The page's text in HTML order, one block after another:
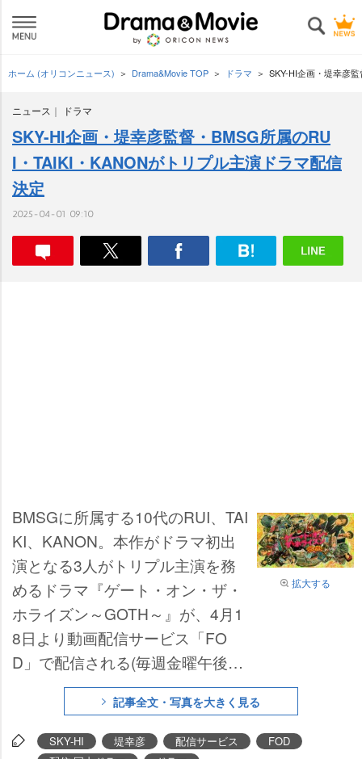
ホーム (オリコンニュース) Drama&Movie TOP ドラマ SKY-HI企画・堤幸彦
ニュース ドラマ
SKY-HI企画・堤幸彦監督・BMSG所属のRU
I・TAIKI・KANONがトリプル主演ドラマ配信
決定
2025-04-01 09:10
拡大する
BMSGに所属する10代のRUI、TAI
KI、KANON。本作がドラマ初出
演となる3人がトリプル主演を務
めるドラマ『ゲート・オン・ザ・
ホライズン～GOTH～』が、4月1
8日より動画配信サービス「FO
D」で配信される(毎週金曜午後9
時最新話配信、全8話)。沖縄の高
校生たちの抗争や友情、成長を描
く“青春バカ×ミステリー×アクシ
記事全文・写真を大きく見る
SKY-HI 堤幸彦 配信サービス
FOD